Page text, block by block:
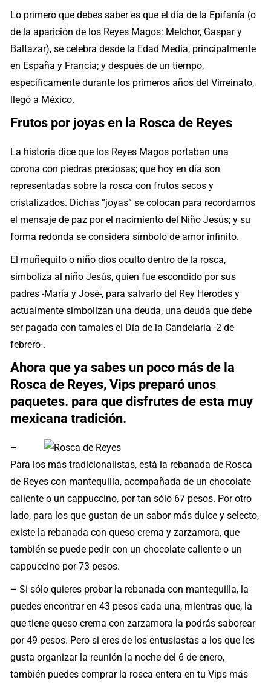
Lo primero que debes saber es que el día de la Epifanía (o
de la aparición de los Reyes Magos: Melchor, Gaspar y
Baltazar), se celebra desde la Edad Media, principalmente
en España y Francia; y después de un tiempo,
específicamente durante los primeros años del Virreinato,
llegó a México.
Frutos por joyas en la Rosca de Reyes
La historia dice que los Reyes Magos portaban una
corona con piedras preciosas; que hoy en día son
representadas sobre la rosca con frutos secos y
cristalizados. Dichas “joyas” se colocan para recordarnos
el mensaje de paz por el nacimiento del Niño Jesús; y su
forma redonda se considera símbolo de amor infinito.
El muñequito o niño dios oculto dentro de la rosca,
simboliza al niño Jesús, quien fue escondido por sus
padres -María y José-, para salvarlo del Rey Herodes y
actualmente simbolizan una deuda, una deuda que debe
ser pagada con tamales el Día de la Candelaria -2 de
febrero-.
Ahora que ya sabes un poco más de la
Rosca de Reyes, Vips preparó unos
paquetes. para que disfrutes de esta muy
mexicana tradición.
–
Para los más tradicionalistas, está la rebanada de Rosca
de Reyes con mantequilla, acompañada de un chocolate
caliente o un cappuccino, por tan sólo 67 pesos. Por otro
lado, para los que gustan de un sabor más dulce y selecto,
existe la rebanada con queso crema y zarzamora, que
también se puede pedir con un chocolate caliente o un
cappuccino por 73 pesos.
– Si sólo quieres probar la rebanada con mantequilla, la
puedes encontrar en 43 pesos cada una, mientras que, la
que tiene queso crema con zarzamora la podrás saborear
por 49 pesos. Pero si eres de los entusiastas a los que les
gusta organizar la reunión la noche del 6 de enero,
también puedes comprar la rosca entera en tu Vips más